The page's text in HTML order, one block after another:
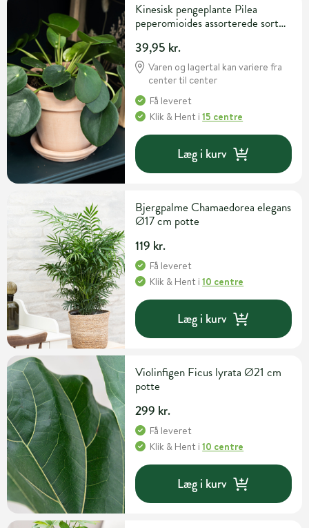
Kinesisk pengeplante Pilea
peperomioides assorterede sorter
39,95 kr.
Varen og lagertal kan variere fra
center til center
Få leveret
Klik & Hent i15 centre
Læg i kurv
Bjergpalme Chamaedorea elegans
Ø17 cm potte
119 kr.
Få leveret
Klik & Hent i10 centre
Læg i kurv
Violinfigen Ficus lyrata Ø21 cm
potte
299 kr.
Få leveret
Klik & Hent i10 centre
Læg i kurv